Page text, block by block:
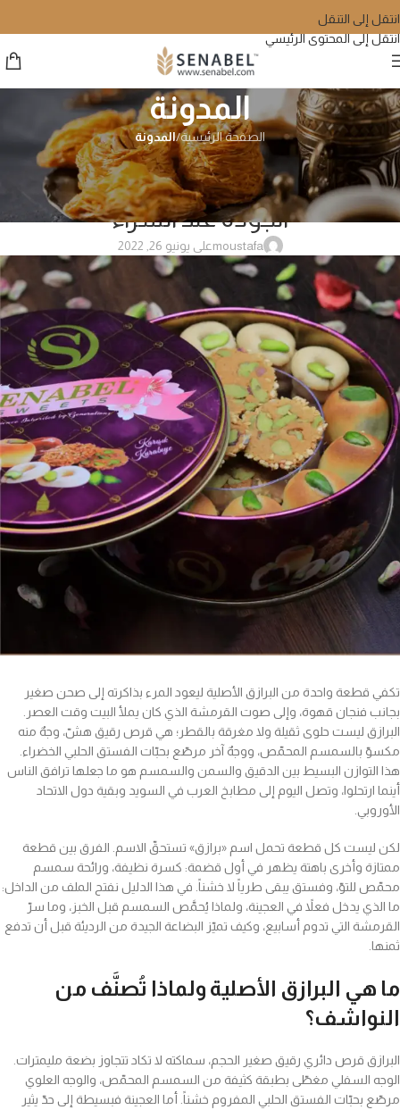
انتقل إلى التنقل
انتقل إلى المحتوى الرئيسي
المدونة
الصفحة الرئيسية/المدونة
المدونة
البرازق الأصلية: سرّ القرمشة وعلامات
الجودة عند الشراء
moustafaعلى يونيو 26, 2022
تكفي قطعة واحدة من البرازق الأصلية ليعود المرء بذاكرته إلى صحن صغير
بجانب فنجان قهوة، وإلى صوت القرمشة الذي كان يملأ البيت وقت العصر.
البرازق ليست حلوى ثقيلة ولا مغرقة بالقطر؛ هي قرص رقيق هشّ، وجهٌ منه
مكسوّ بالسمسم المحمّص، ووجهٌ آخر مرصّع بحبّات الفستق الحلبي الخضراء.
هذا التوازن البسيط بين الدقيق والسمن والسمسم هو ما جعلها ترافق الناس
أينما ارتحلوا، وتصل اليوم إلى مطابخ العرب في السويد وبقية دول الاتحاد
الأوروبي.
لكن ليست كل قطعة تحمل اسم «برازق» تستحقّ الاسم. الفرق بين قطعة
ممتازة وأخرى باهتة يظهر في أول قضمة: كسرة نظيفة، ورائحة سمسم
محمّص للتوّ، وفستق يبقى طرياً لا خشناً. في هذا الدليل نفتح الملف من الداخل:
ما الذي يدخل فعلاً في العجينة، ولماذا يُحمَّص السمسم قبل الخبز، وما سرّ
القرمشة التي تدوم أسابيع، وكيف تميّز البضاعة الجيدة من الرديئة قبل أن تدفع
ثمنها.
ما هي البرازق الأصلية ولماذا تُصنَّف من
النواشف؟
البرازق قرص دائري رقيق صغير الحجم، سماكته لا تكاد تتجاوز بضعة مليمترات.
الوجه السفلي مغطّى بطبقة كثيفة من السمسم المحمّص، والوجه العلوي
مرصّع بحبّات الفستق الحلبي المفروم خشناً. أما العجينة فبسيطة إلى حدّ يثير